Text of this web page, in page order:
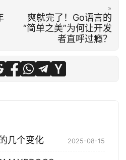
»
爽就完了！Go语言的
“简单之美”为何让开发
者直呼过瘾？
几个变化 2025-08-15